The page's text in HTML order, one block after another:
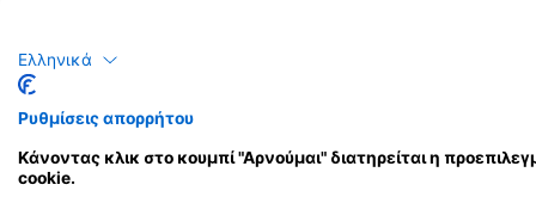
Ελληνικά
Ρυθμίσεις απορρήτου
Κάνοντας κλικ στο κουμπί "Αρνούμαι" διατηρείται η
cookie.